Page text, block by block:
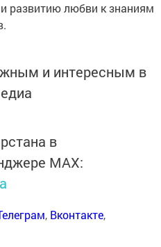
развитию любви к знаниям
и интересным в
в
MАХ:
, Вконтакте,